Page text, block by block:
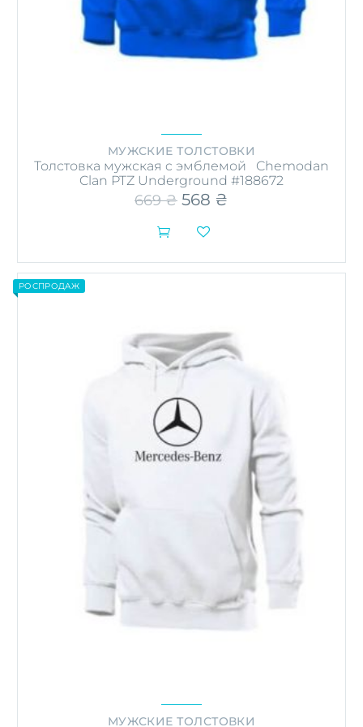
МУЖСКИЕ ТОЛСТОВКИ
Толстовка мужская c эмблемой Chemodan
Clan PTZ Underground #188672
669₴ Первоначальная
составляла
669 ₴.
568 ₴
 
РОСПРОДАЖ
МУЖСКИЕ ТОЛСТОВКИ